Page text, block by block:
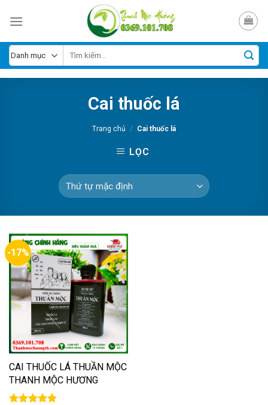
Cai thuốc lá
Trang chủ / Cai thuốc lá
LỌC
-17%
CAI THUỐC LÁ THUẦN MỘC
THANH MỘC HƯƠNG